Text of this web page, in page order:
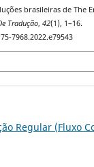
brasileiras de The
Tradução, 42(1), 1–16.
7968.2022.e79543
Regular (Fluxo